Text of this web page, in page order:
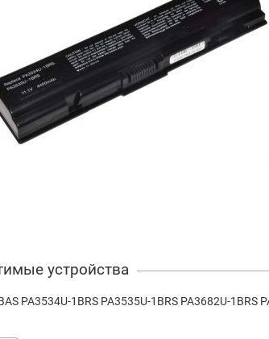
устройства
PA3534U-1BRS PA3535U-1BRS PA3682U-1BRS